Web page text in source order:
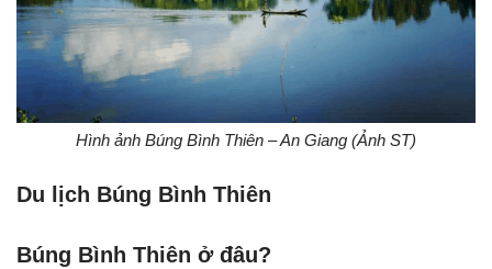
Hình ảnh Búng Bình Thiên – An Giang (Ảnh ST)
Du lịch Búng Bình Thiên
Búng Bình Thiên ở đâu?